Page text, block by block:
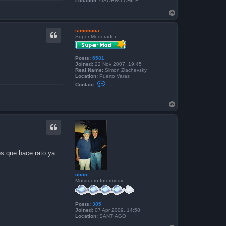
o
p
simonuca
Super Moderador
Posts: 6581
Joined: 22 Nov 2007, 19:45
Real Name: Simon Zlachevsky
Location: Puerto Varas
Contact:
c
n
o
p
coco
Mosquero Intermedio
Posts: 385
Joined: 07 Apr 2009, 14:58
Location: SANTIAGO
que hace rato ya